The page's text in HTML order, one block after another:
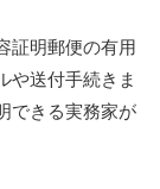
証明郵便の有用
や送付手続きま
できる実務家が